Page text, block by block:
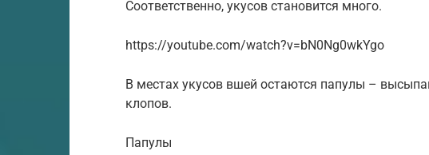
Соответственно, укусов становится много.
https://youtube.com/watch?v=bN0Ng0wkYgo
В местах укусов вшей остаются папулы –
клопов.
Папулы